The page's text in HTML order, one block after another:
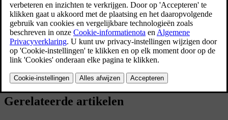
Bijgewerkt 16/03/2023
Functie W[3]
Type
Richtingaanwijzers achter24
PY24W
Remlichten
21
H21W LL
Mistachterlicht
21 H21W LL
Gerelateerde artikelen